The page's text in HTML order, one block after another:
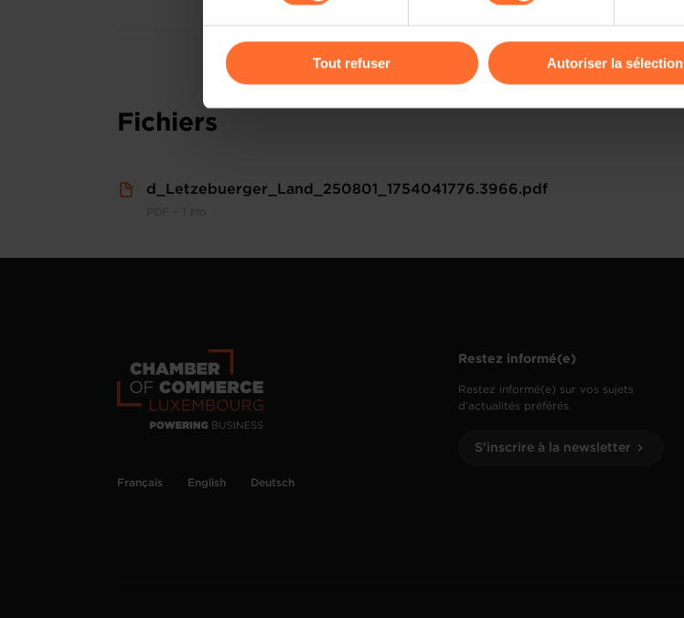
gauche de chaque page.
Tout refuser Autoriser la sélection
Fichiers
d_Letzebuerger_Land_250801_1754041776.3966.pdf
Français English Deutsch
Restez informé(e)
Restez informé(e) sur vos sujets
d’actualités préférés.
S'inscrire à la newsletter